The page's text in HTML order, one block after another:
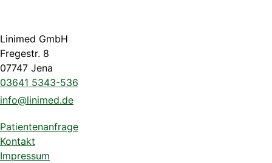
Linimed GmbH
Fregestr. 8
07747 Jena
03641 5343-536
info@linimed.de
Patientenanfrage
Kontakt
Impressum